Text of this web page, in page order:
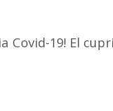
Covid-19! El